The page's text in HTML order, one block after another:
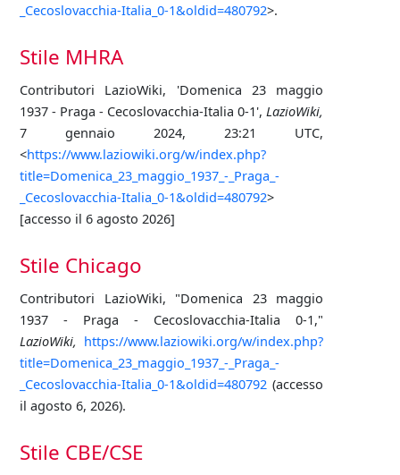
_Cecoslovacchia-Italia_0-1&oldid=480792>.
Stile MHRA
Contributori LazioWiki, 'Domenica 23 maggio
1937 - Praga - Cecoslovacchia-Italia 0-1',LazioWiki,
7 gennaio 2024, 23:21 UTC,
<https://www.laziowiki.org/w/index.php?
title=Domenica_23_maggio_1937_-_Praga_-
_Cecoslovacchia-Italia_0-1&oldid=480792>
[accesso il 6 agosto 2026]
Stile Chicago
Contributori LazioWiki, "Domenica 23 maggio
1937 - Praga - Cecoslovacchia-Italia 0-1,"
LazioWiki, https://www.laziowiki.org/w/index.php?
title=Domenica_23_maggio_1937_-_Praga_-
_Cecoslovacchia-Italia_0-1&oldid=480792 (accesso
il agosto 6, 2026).
Stile CBE/CSE